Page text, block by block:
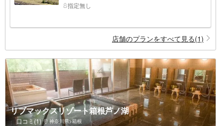
指定無し
店舗のプランをすべて見る(1)
リブマックスリゾート箱根芦ノ湖
口コミ(1) 神奈川県>箱根